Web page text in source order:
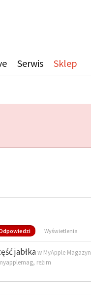
Serwis Sklep
Wyświetlenia
jabłkaw MyApple Magazyn
, reżim